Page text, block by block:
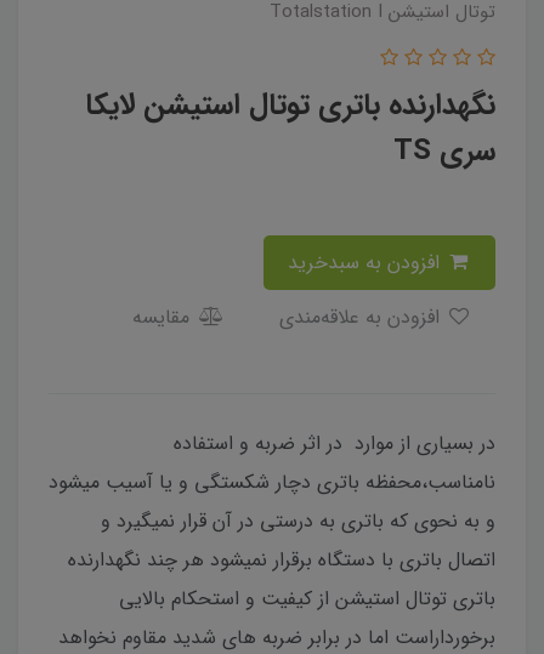
توتال استیشن Totalstation I
نگهدارنده باتری توتال استیشن لایکا
سری TS
مقایسه
در بسیاری از موارد در اثر ضربه و استفاده
نامناسب،محفظه باتری دچار شکستگی و یا آسیب میشود
و به نحوی که باتری به درستی در آن قرار نمیگیرد و
اتصال باتری با دستگاه برقرار نمیشود هر چند نگهدارنده
باتری توتال استیشن از کیفیت و استحکام بالایی
برخورداراست اما در برابر ضربه های شدید مقاوم نخواهد